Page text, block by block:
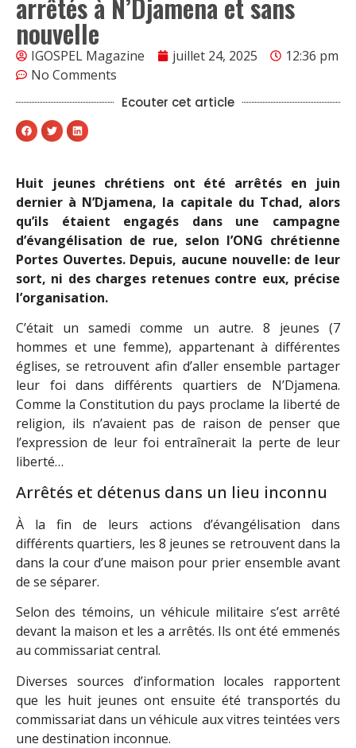
arrêtés à N’Djamena et sans
nouvelle
IGOSPEL Magazine juillet 24, 2025
12:36 pm
No Comments
Ecouter cet article
Huit jeunes chrétiens ont été arrêtés en juin
dernier à N’Djamena, la capitale du Tchad, alors
qu’ils étaient engagés dans une campagne
d’évangélisation de rue, selon l’ONG chrétienne
Portes Ouvertes. Depuis, aucune nouvelle: de leur
sort, ni des charges retenues contre eux, précise
l’organisation.
C’était un samedi comme un autre. 8 jeunes (7
hommes et une femme), appartenant à différentes
églises, se retrouvent afin d’aller ensemble partager
leur foi dans différents quartiers de N’Djamena.
Comme la Constitution du pays proclame la liberté de
religion, ils n’avaient pas de raison de penser que
l’expression de leur foi entraînerait la perte de leur
liberté…
Arrêtés et détenus dans un lieu inconnu
À la fin de leurs actions d’évangélisation dans
différents quartiers, les 8 jeunes se retrouvent dans la
dans la cour d’une maison pour prier ensemble avant
de se séparer.
Selon des témoins, un véhicule militaire s’est arrêté
devant la maison et les a arrêtés. Ils ont été emmenés
au commissariat central.
Diverses sources d’information locales rapportent
que les huit jeunes ont ensuite été transportés du
commissariat dans un véhicule aux vitres teintées vers
une destination inconnue.